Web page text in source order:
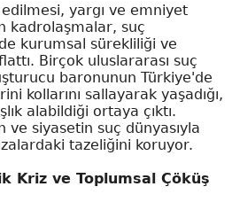
yargı ve emniyet
kadrolaşmalar, suç
kurumsal sürekliliği ve
Birçok uluslararası suç
baronunun Türkiye'de
kollarını sallayarak yaşadığı,
alabildiği ortaya çıktı.
ve siyasetin suç dünyasıyla
tazeliğini koruyor.
Kriz ve Toplumsal Çöküş